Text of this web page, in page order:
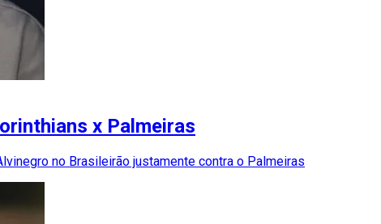
x Palmeiras
no Brasileirão justamente contra o Palmeiras